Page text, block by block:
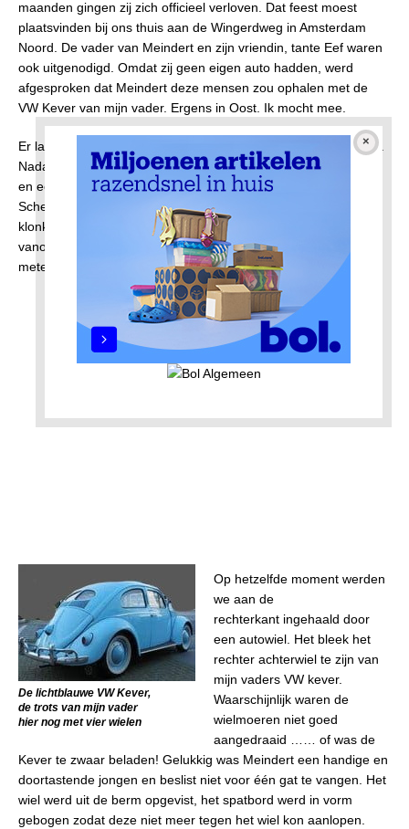
maanden gingen zij zich officieel verloven. Dat feest moest
plaatsvinden bij ons thuis aan de Wingerdweg in Amsterdam
Noord. De vader van Meindert en zijn vriendin, tante Eef waren
ook uitgenodigd. Omdat zij geen eigen auto hadden, werd
afgesproken dat Meindert deze mensen zou ophalen met de
VW Kever van mijn vader. Ergens in Oost. Ik mocht mee.
Er lag sneeuw maar de wegen waren verder goed begaanbaar.
Nadat we onze lading in Oost opgepikt hadden (een grote man
en een zwaarlijvige tante Eef), reden we vrolijk over de
Schellingwouderbrug terug naar Amsterdam Noord. Opeens
klonk een een hard en schurend geluid en kwamen er vonken
vanonder de auto. De auto schokte en stopte daarna bijna
meteen.
De lichtblauwe VW Kever,
de trots van mijn vader
hier nog met vier wielen
Op hetzelfde moment werden
we aan de
rechterkant ingehaald door
een autowiel. Het bleek het
rechter achterwiel te zijn van
mijn vaders VW kever.
Waarschijnlijk waren de
wielmoeren niet goed
aangedraaid …… of was de
Kever te zwaar beladen! Gelukkig was Meindert een handige en
doortastende jongen en beslist niet voor één gat te vangen. Het
wiel werd uit de berm opgevist, het spatbord werd in vorm
gebogen zodat deze niet meer tegen het wiel kon aanlopen.